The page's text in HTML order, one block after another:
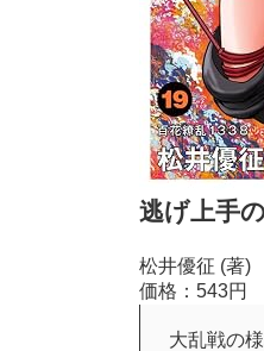
逃げ上手
松井優征 (著)
価格：543円
大乱戦の